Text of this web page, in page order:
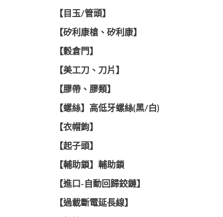
【目玉/管頭】
【矽利康槍、矽利康】
【穀倉門】
【美工刀、刀片】
【膠帶、膠類】
【螺絲】高低牙螺絲(黑/白)
【衣帽鉤】
【起子頭】
【輔助鎖】輔助鎖
【進口-自動回歸鉸鏈】
【過載斷電延長線】